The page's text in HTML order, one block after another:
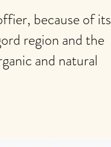
because of its
region and the
and natural